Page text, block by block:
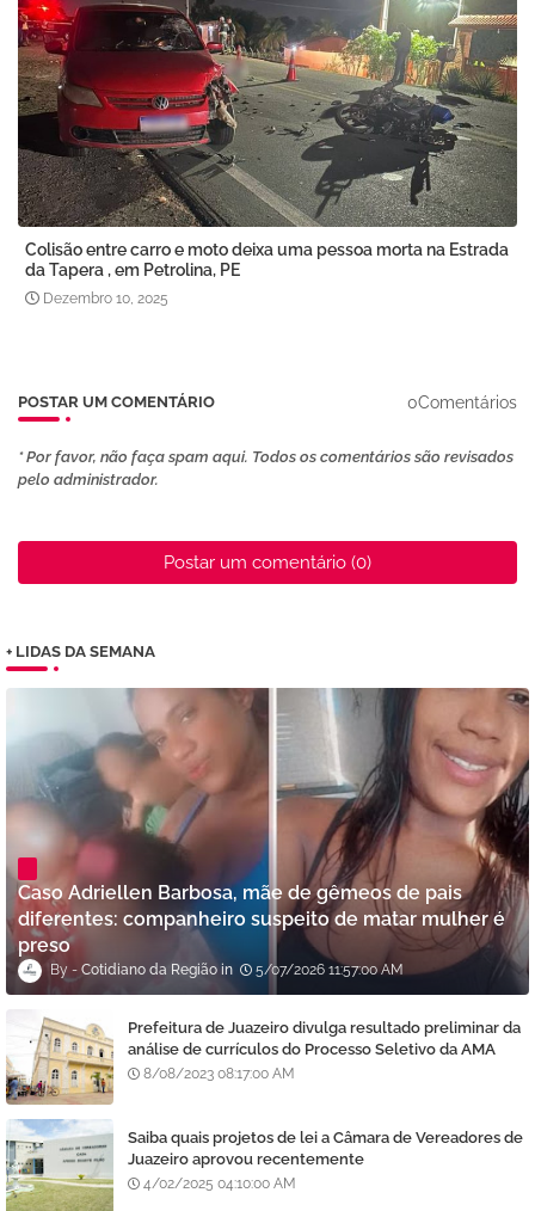
Colisão entre carro e moto deixa uma pessoa morta na Estrada
da Tapera , em Petrolina, PE
Dezembro 10, 2025
POSTAR UM COMENTÁRIO 0Comentários
* Por favor, não faça spam aqui. Todos os comentários são revisados ​​
pelo administrador.
Postar um comentário (0)
+ LIDAS DA SEMANA
Caso Adriellen Barbosa, mãe de gêmeos de pais
diferentes: companheiro suspeito de matar mulher é
preso
Cotidiano da Região 5/07/2026 11:57:00 AM
Prefeitura de Juazeiro divulga resultado preliminar da
análise de currículos do Processo Seletivo da AMA
8/08/2023 08:17:00 AM
Saiba quais projetos de lei a Câmara de Vereadores de
Juazeiro aprovou recentemente
4/02/2025 04:10:00 AM